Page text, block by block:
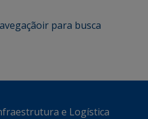
ir para busca
e Logística